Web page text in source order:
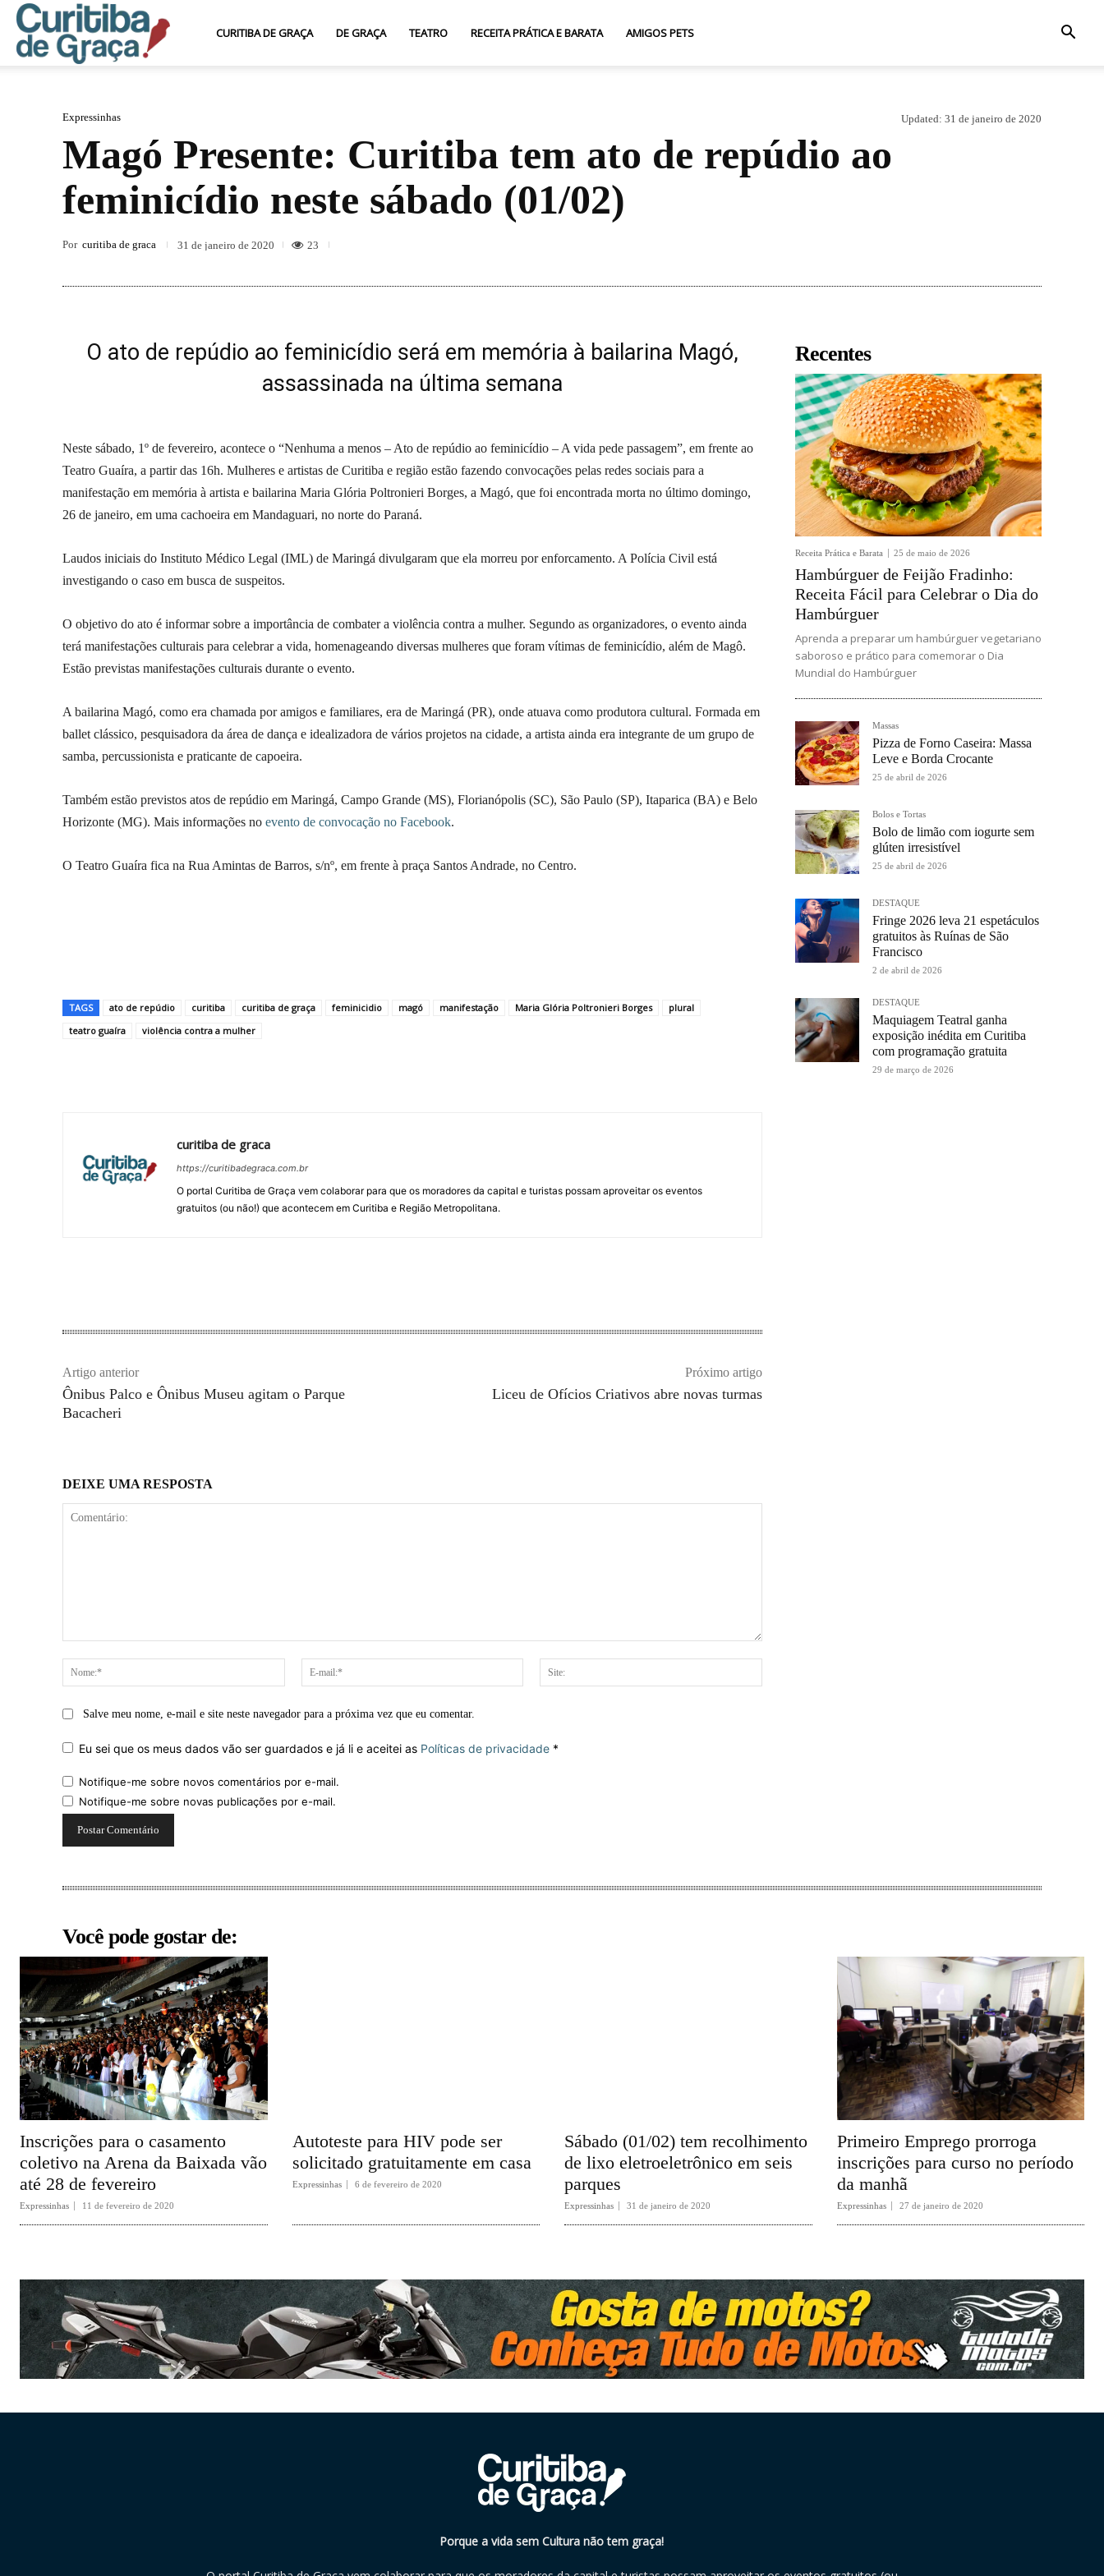
Curitiba
Graça
CURITIBA DE GRAÇA DE GRAÇA TEATRO RECEITA PRÁTICA E BARATA AMIGOS PETS
Expressinhas Updated: 31 de janeiro de 2020
Magó Presente: Curitiba tem ato de repúdio ao
feminicídio neste sábado (01/02)
Por curitiba de graca 31 de janeiro de 2020 23
O ato de repúdio ao feminicídio será em memória à bailarina Magó,
assassinada na última semana
Neste sábado, 1º de fevereiro, acontece o “Nenhuma a menos – Ato de repúdio ao feminicídio – A vida pede passagem”, em frente ao
Teatro Guaíra, a partir das 16h. Mulheres e artistas de Curitiba e região estão fazendo convocações pelas redes sociais para a
manifestação em memória à artista e bailarina Maria Glória Poltronieri Borges, a Magó, que foi encontrada morta no último domingo,
26 de janeiro, em uma cachoeira em Mandaguari, no norte do Paraná.
Laudos iniciais do Instituto Médico Legal (IML) de Maringá divulgaram que ela morreu por enforcamento. A Polícia Civil está
investigando o caso em busca de suspeitos.
O objetivo do ato é informar sobre a importância de combater a violência contra a mulher. Segundo as organizadores, o evento ainda
terá manifestações culturais para celebrar a vida, homenageando diversas mulheres que foram vítimas de feminicídio, além de Magô.
Estão previstas manifestações culturais durante o evento.
A bailarina Magó, como era chamada por amigos e familiares, era de Maringá (PR), onde atuava como produtora cultural. Formada em
ballet clássico, pesquisadora da área de dança e idealizadora de vários projetos na cidade, a artista ainda era integrante de um grupo de
samba, percussionista e praticante de capoeira.
Também estão previstos atos de repúdio em Maringá, Campo Grande (MS), Florianópolis (SC), São Paulo (SP), Itaparica (BA) e Belo
Horizonte (MG). Mais informações no evento de convocação no Facebook.
O Teatro Guaíra fica na Rua Amintas de Barros, s/nº, em frente à praça Santos Andrade, no Centro.
TAGS ato de repúdio curitiba curitiba de graça feminicidio magó manifestação Maria Glória Poltronieri Borges
plural
teatro guaíra
violência contra a mulher
curitiba de graca
https://curitibadegraca.com.br
O portal Curitiba de Graça vem colaborar para que os moradores da capital e turistas possam aproveitar os eventos
gratuitos (ou não!) que acontecem em Curitiba e Região Metropolitana.
Artigo anterior
Ônibus Palco e Ônibus Museu agitam o Parque
Bacacheri
Próximo artigo
Liceu de Ofícios Criativos abre novas turmas
DEIXE UMA RESPOSTA
Nome:*
mail:*
Salve meu nome, e-mail e site neste navegador para a próxima vez que eu comentar.
Eu sei que os meus dados vão ser guardados e já li e aceitei as Políticas de privacidade *
Notifique-me sobre novos comentários por e-mail.
Notifique-me sobre novas publicações por e-mail.
Recentes
Receita Prática e Barata 25 de maio de 2026
Hambúrguer de Feijão Fradinho:
Receita Fácil para Celebrar o Dia do
Hambúrguer
Aprenda a preparar um hambúrguer vegetariano
saboroso e prático para comemorar o Dia
Mundial do Hambúrguer
Massas
Pizza de Forno Caseira: Massa
Leve e Borda Crocante
25 de abril de 2026
Bolos e Tortas
Bolo de limão com iogurte sem
glúten irresistível
25 de abril de 2026
DESTAQUE
Fringe 2026 leva 21 espetáculos
gratuitos às Ruínas de São
Francisco
2 de abril de 2026
DESTAQUE
Maquiagem Teatral ganha
exposição inédita em Curitiba
com programação gratuita
29 de março de 2026
Você pode gostar de:
Inscrições para o casamento
coletivo na Arena da Baixada vão
até 28 de fevereiro
Expressinhas 11 de fevereiro de 2020
Autoteste para HIV pode ser
solicitado gratuitamente em casa
Expressinhas 6 de fevereiro de 2020
Sábado (01/02) tem recolhimento
de lixo eletroeletrônico em seis
parques
Expressinhas 31 de janeiro de 2020
Primeiro Emprego prorroga
inscrições para curso no período
da manhã
Expressinhas 27 de janeiro de 2020
Porque a vida sem Cultura não tem graça!